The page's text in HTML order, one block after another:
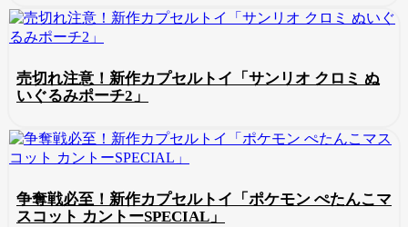
売切れ注意！新作カプセルトイ「サンリオ クロミ ぬ
いぐるみポーチ2」
争奪戦必至！新作カプセルトイ「ポケモン ぺたんこマ
スコット カントーSPECIAL」